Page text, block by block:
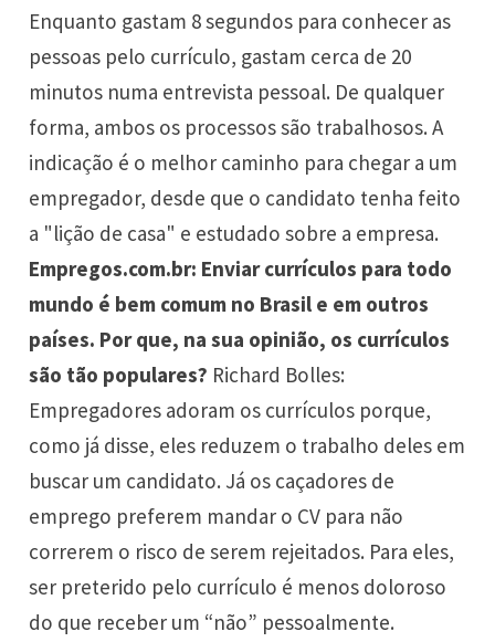
Enquanto gastam 8 segundos para conhecer as
pessoas pelo currículo, gastam cerca de 20
minutos numa entrevista pessoal. De qualquer
forma, ambos os processos são trabalhosos. A
indicação é o melhor caminho para chegar a um
empregador, desde que o candidato tenha feito
a "lição de casa" e estudado sobre a empresa.
Empregos.com.br: Enviar currículos para todo
mundo é bem comum no Brasil e em outros
países. Por que, na sua opinião, os currículos
são tão populares? Richard Bolles:
Empregadores adoram os currículos porque,
como já disse, eles reduzem o trabalho deles em
buscar um candidato. Já os caçadores de
emprego preferem mandar o CV para não
correrem o risco de serem rejeitados. Para eles,
ser preterido pelo currículo é menos doloroso
do que receber um “não” pessoalmente.